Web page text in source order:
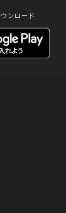
ンロード